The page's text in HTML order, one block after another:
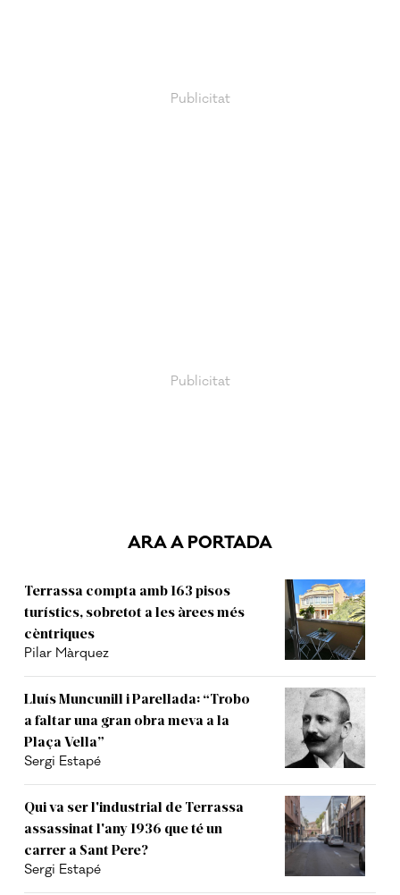
ARA A PORTADA
Terrassa compta amb 163 pisos
turístics, sobretot a les àrees més
cèntriques
Pilar Màrquez
Lluís Muncunill i Parellada: “Trobo
a faltar una gran obra meva a la
Plaça Vella”
Sergi Estapé
Qui va ser l'industrial de Terrassa
assassinat l'any 1936 que té un
carrer a Sant Pere?
Sergi Estapé